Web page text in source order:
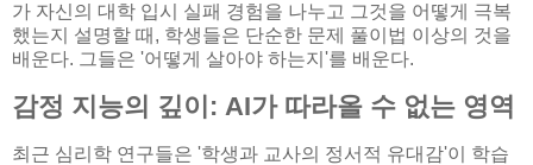
가 자신의 대학 입시 실패 경험을 나누고 그것을 어떻게 극복
했는지 설명할 때, 학생들은 단순한 문제 풀이법 이상의 것을
배운다. 그들은 '어떻게 살아야 하는지'를 배운다.
감정 지능의 깊이: AI가 따라올 수 없는 영역
최근 심리학 연구들은 '학생과 교사의 정서적 유대감'이 학습